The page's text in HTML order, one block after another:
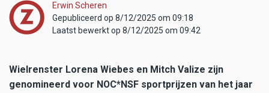
Erwin Scheren
Gepubliceerd op 8/12/2025 om 09:18
Laatst bewerkt op 8/12/2025 om 09:42
Wielrenster Lorena Wiebes en Mitch Valize zijn
genomineerd voor NOC*NSF sportprijzen van het jaar